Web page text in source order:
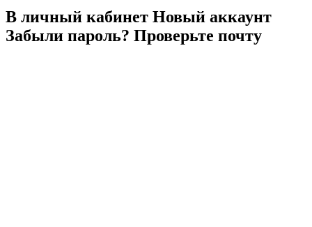
В личный кабинет Новый аккаунт
Забыли пароль? Проверьте почту